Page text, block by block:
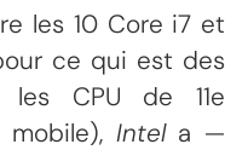
les 10 Core i7 et
ce qui est des
CPU de 11e
Intela —